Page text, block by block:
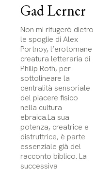
Gad Lerner
Non mi rifugerò dietro
le spoglie di Alex
Portnoy, l’erotomane
creatura letteraria di
Philip Roth, per
sottolineare la
centralità sensoriale
del piacere fisico
nella cultura
ebraica.La sua
potenza, creatrice e
distruttrice, è parte
essenziale già del
racconto biblico. La
successiva